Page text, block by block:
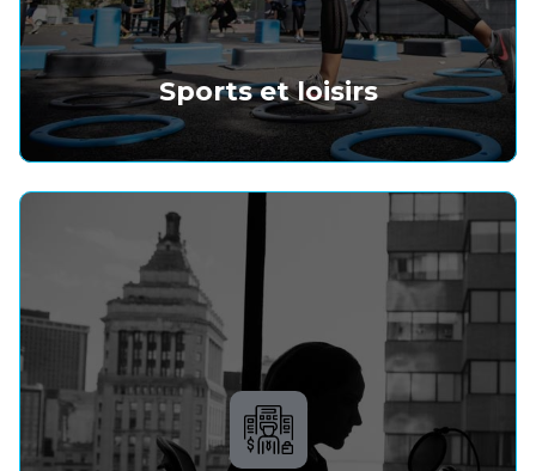
Sports et loisirs